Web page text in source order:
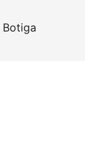
Botiga